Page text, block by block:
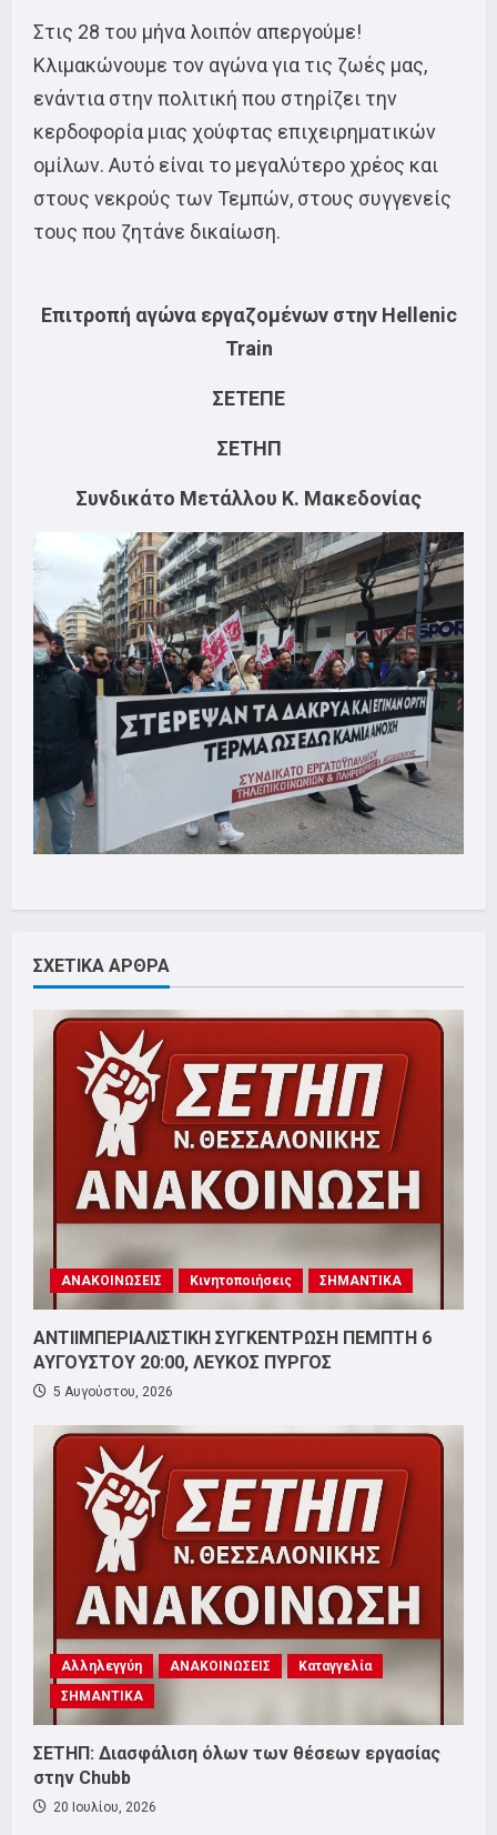
Στις 28 του μήνα λοιπόν απεργούμε!
Κλιμακώνουμε τον αγώνα για τις ζωές μας,
ενάντια στην πολιτική που στηρίζει την
κερδοφορία μιας χούφτας επιχειρηματικών
ομίλων. Αυτό είναι το μεγαλύτερο χρέος και
στους νεκρούς των Τεμπών, στους συγγενείς
τους που ζητάνε δικαίωση.
Επιτροπή αγώνα εργαζομένων στην Hellenic
Train
ΣΕΤΕΠΕ
ΣΕΤΗΠ
Συνδικάτο Μετάλλου Κ. Μακεδονίας
ΣΧΕΤΙΚΑ ΑΡΘΡΑ
ΑΝΑΚΟΙΝΩΣΕΙΣ Κινητοποιήσεις ΣΗΜΑΝΤΙΚΑ
ΑΝΤΙΙΜΠΕΡΙΑΛΙΣΤΙΚΗ ΣΥΓΚΕΝΤΡΩΣΗ ΠΕΜΠΤΗ 6
ΑΥΓΟΥΣΤΟΥ 20:00, ΛΕΥΚΟΣ ΠΥΡΓΟΣ
5 Αυγούστου, 2026
Αλληλεγγύη ΑΝΑΚΟΙΝΩΣΕΙΣ
Καταγγελία
ΣΗΜΑΝΤΙΚΑ
ΣΕΤΗΠ: Διασφάλιση όλων των θέσεων εργασίας
στην Chubb
20 Ιουλίου, 2026